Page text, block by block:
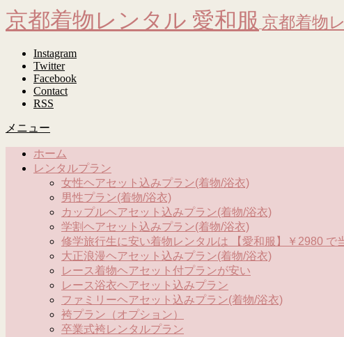
京都着物レンタル 愛和服 京都着物
Instagram
Twitter
Facebook
Contact
RSS
メニュー
ホーム
レンタルプラン
女性ヘアセット込みプラン(着物/浴衣)
男性プラン(着物/浴衣)
カップルヘアセット込みプラン(着物/浴衣)
学割ヘアセット込みプラン(着物/浴衣)
修学旅行生に安い着物レンタルは 【愛和服】￥2980 で
大正浪漫ヘアセット込みプラン(着物/浴衣)
レース着物ヘアセット付プランが安い
レース浴衣ヘアセット込みプラン
ファミリーヘアセット込みプラン(着物/浴衣)
袴プラン（オプション）
卒業式袴レンタルプラン